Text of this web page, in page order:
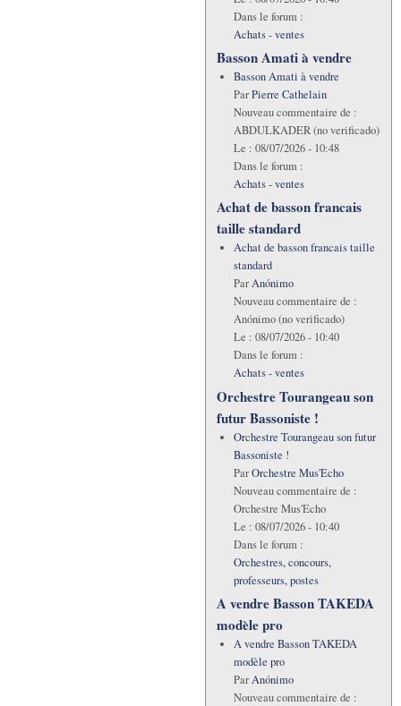
Dans le forum :
Achats - ventes
Basson Amati à vendre
Basson Amati à vendre
ParPierre Cathelain
Nouveau commentaire de :
ABDULKADER (no verificado)
Le : 08/07/2026 - 10:48
Dans le forum :
Achats - ventes
Achat de basson francais
taille standard
Achat de basson francais taille
standard
ParAnónimo
Nouveau commentaire de :
Anónimo (no verificado)
Le : 08/07/2026 - 10:40
Dans le forum :
Achats - ventes
Orchestre Tourangeau son
futur Bassoniste !
Orchestre Tourangeau son futur
Bassoniste !
ParOrchestre Mus'Echo
Nouveau commentaire de :
Orchestre Mus'Echo
Le : 08/07/2026 - 10:40
Dans le forum :
Orchestres, concours,
professeurs, postes
A vendre Basson TAKEDA
modèle pro
A vendre Basson TAKEDA
modèle pro
ParAnónimo
Nouveau commentaire de :